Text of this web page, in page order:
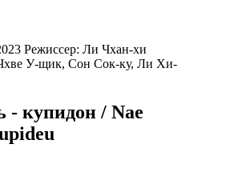
Режиссер: Ли Чхан-хи
У-щик, Сон Сок-ку, Ли Хи-
- купидон / Nae